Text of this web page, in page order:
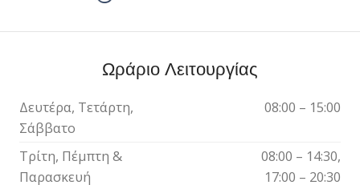
Ωράριο Λειτουργίας
Δευτέρα, Τετάρτη,
Σάββατο
08:00 – 15:00
Τρίτη, Πέμπτη &
Παρασκευή
08:00 – 14:30,
17:00 – 20:30